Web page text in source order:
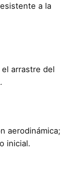
a la
arrastre del
aerodinámica;
inicial.